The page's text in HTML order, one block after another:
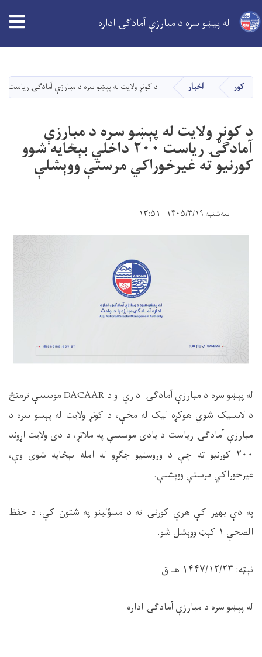
دانګل
له پیښو سره د مبارزې آمادګۍ اداره
کور اخبار د کونړ ولایت له پېښو سره د مبارزې آمادګۍ ریاست ۲۰۰ داخلي بېځایه شوو کورنیو ته غیرخوراکي مرستې ووېشلې
د کونړ ولایت له پېښو سره د مبارزې
آمادګۍ ریاست ۲۰۰ داخلي بېځایه شوو
کورنیو ته غیرخوراکي مرستې ووېشلې
سه‌شنبه ۱۴۰۵/۳/۱۹ - ۱۳:۵۱
له پېښو سره د مبارزې آمادګۍ ادارې او د DACAAR موسسې ترمنځ
د لاسلیک شوي هوکړه لیک له مخې، د کونړ ولایت له پېښو سره د
مبارزې آمادګۍ ریاست د یادې موسسې په ملاتړ، د دې ولایت اړوند
۲۰۰ کورنیو ته چې د وروستیو جګړو له امله بېځایه شوې وې،
غیرخوراکي مرستې ووېشلې.
په دې بهیر کې هرې کورنۍ ته د مسؤلینو په شتون کې، د حفظ
الصحې ۱ کېټ ووېشل شو.
نېټه: ۱۴۴۷/۱۲/۲۳ هـ ق
له پېښو سره د مبارزې آمادګۍ اداره